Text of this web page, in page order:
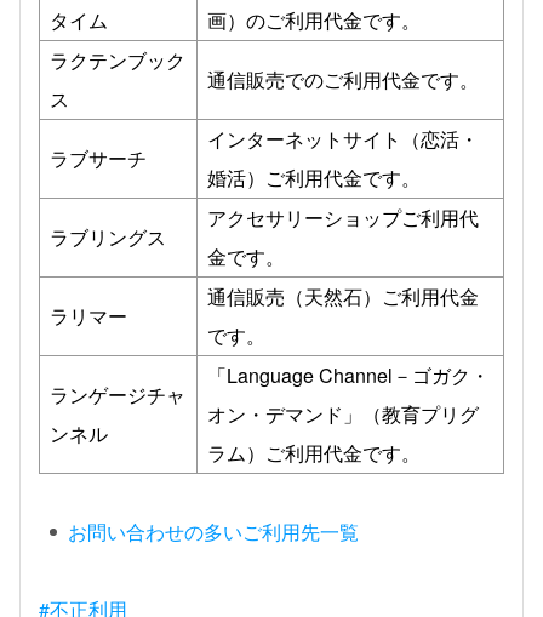
タイム
画）のご利用代金です。
ラクテンブック
ス
通信販売でのご利用代金です。
ラブサーチ
インターネットサイト（恋活・
婚活）ご利用代金です。
ラブリングス
アクセサリーショップご利用代
金です。
ラリマー
通信販売（天然石）ご利用代金
です。
ランゲージチャ
ンネル
「Language Channel－ゴガク・
オン・デマンド」（教育プリグ
ラム）ご利用代金です。
お問い合わせの多いご利用先一覧
#不正利用